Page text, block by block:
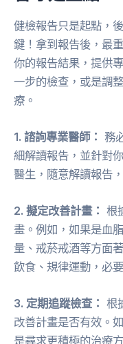
健檢報告只是起點，
鍵！拿到報告後，最
你的報告結果，提供
一步的檢查，或是調
療。
1. 諮詢專業醫師： 務
細解讀報告，並針對
醫生，隨意解讀報告
2. 擬定改善計畫： 根
畫。例如，如果是血
量、戒菸戒酒等方面
飲食、規律運動，必
3. 定期追蹤檢查： 根
改善計畫是否有效。
是尋求更積極的治療